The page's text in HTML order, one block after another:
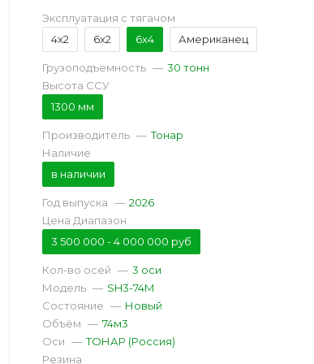
Эксплуатация с тягачом
4x2
6x2 6x4 Американец
Грузоподъемность — 30 тонн
Высота ССУ
1300 мм
Производитель — Тонар
Наличие
в наличии
Год выпуска — 2026
Цена Диапазон
3 500 000 - 4 000 000 руб
Кол-во осей — 3 оси
Модель — SH3-74M
Состояние — Новый
Объём — 74м3
Оси — ТОНАР (Россия)
Резина